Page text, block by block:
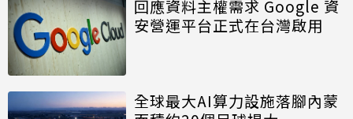
回應資料主權需求 Google 資
安營運平台正式在台灣啟用
全球最大AI算力設施落腳內蒙